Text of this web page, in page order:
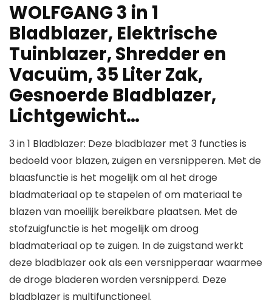
WOLFGANG 3 in 1
Bladblazer, Elektrische
Tuinblazer, Shredder en
Vacuüm, 35 Liter Zak,
Gesnoerde Bladblazer,
Lichtgewicht…
3 in 1 Bladblazer: Deze bladblazer met 3 functies is
bedoeld voor blazen, zuigen en versnipperen. Met de
blaasfunctie is het mogelijk om al het droge
bladmateriaal op te stapelen of om materiaal te
blazen van moeilijk bereikbare plaatsen. Met de
stofzuigfunctie is het mogelijk om droog
bladmateriaal op te zuigen. In de zuigstand werkt
deze bladblazer ook als een versnipperaar waarmee
de droge bladeren worden versnipperd. Deze
bladblazer is multifunctioneel.